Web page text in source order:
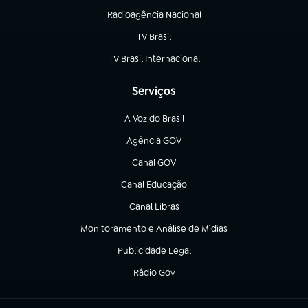
Radioagência Nacional
(abre em nova aba)
TV Brasil
(abre em nova aba)
TV Brasil Internacional
(abre em nova aba)
Serviços
A Voz do Brasil
(abre em nova aba)
Agência GOV
(abre em nova aba)
Canal GOV
(abre em nova aba)
Canal Educação
(abre em nova aba)
Canal Libras
(abre em nova aba)
Monitoramento e Análise de Mídias
(abre em nova aba)
Publicidade Legal
(abre em nova aba)
Rádio Gov
(abre em nova aba)